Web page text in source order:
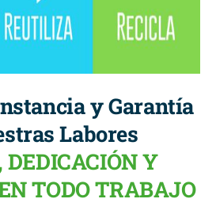
y Garantía
Labores
DEDICACIÓN Y
TODO TRABAJO